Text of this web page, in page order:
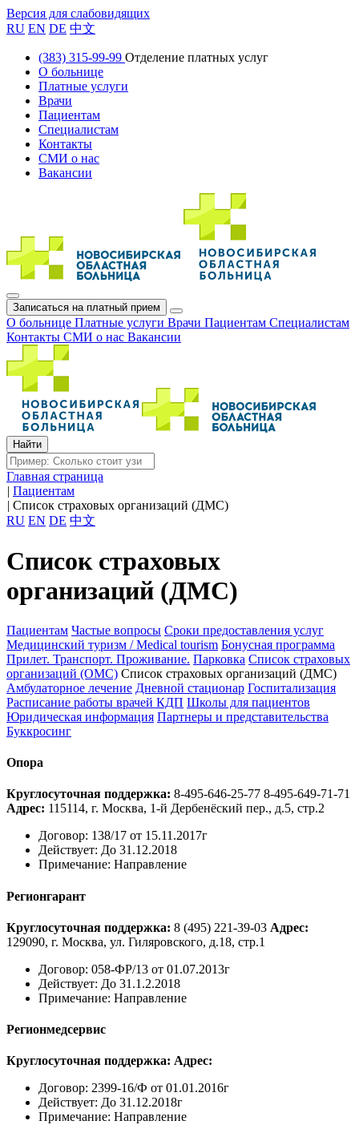
Версия для слабовидящих
RU EN DE 中文
(383) 315-99-99 Отделение платных услуг
О больнице
Платные услуги
Врачи
Пациентам
Специалистам
Контакты
СМИ о нас
Вакансии
Записаться на платный прием
О больнице Платные услуги Врачи Пациентам Специалистам
Контакты СМИ о нас Вакансии
Главная страница
| Пациентам
| Список страховых организаций (ДМС)
RU EN DE 中文
Список страховых
организаций (ДМС)
Пациентам Частые вопросы Сроки предоставления услуг
Медицинский туризм / Medical tourism Бонусная программа
Прилет. Транспорт. Проживание. Парковка Список страховых
организаций (ОМС) Список страховых организаций (ДМС)
Амбулаторное лечение Дневной стационар Госпитализация
Расписание работы врачей КДП Школы для пациентов
Юридическая информация Партнеры и представительства
Буккросинг
Опора
Круглосуточная поддержка: 8-495-646-25-77 8-495-649-71-71
Адрес: 115114, г. Москва, 1-й Дербенёский пер., д.5, стр.2
Договор: 138/17 от 15.11.2017г
Действует: До 31.12.2018
Примечание: Направление
Регионгарант
Круглосуточная поддержка: 8 (495) 221-39-03 Адрес:
129090, г. Москва, ул. Гиляровского, д.18, стр.1
Договор: 058-ФР/13 от 01.07.2013г
Действует: До 31.1.2.2018
Примечание: Направление
Регионмедсервис
Круглосуточная поддержка: Адрес:
Договор: 2399-16/Ф от 01.01.2016г
Действует: До 31.12.2018г
Примечание: Направление